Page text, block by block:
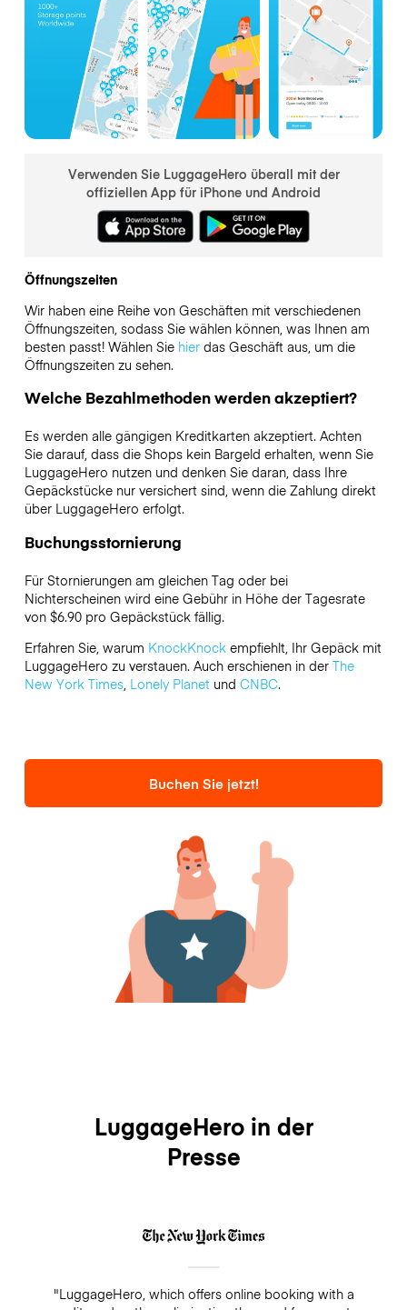
Verwenden Sie LuggageHero überall mit der
offiziellen App für iPhone und Android
Öffnungszeiten
Wir haben eine Reihe von Geschäften mit verschiedenen
Öffnungszeiten, sodass Sie wählen können, was Ihnen am
besten passt! Wählen Sie hierdas Geschäft aus, um die
Öffnungszeiten zu sehen.
Welche Bezahlmethoden werden akzeptiert?
Es werden alle gängigen Kreditkarten akzeptiert. Achten
Sie darauf, dass die Shops kein Bargeld erhalten, wenn Sie
LuggageHero nutzen und denken Sie daran, dass Ihre
Gepäckstücke nur versichert sind, wenn die Zahlung direkt
über LuggageHero erfolgt.
Buchungsstornierung
Für Stornierungen am gleichen Tag oder bei
Nichterscheinen wird eine Gebühr in Höhe der Tagesrate
von $6.90 pro Gepäckstück fällig.
Erfahren Sie, warum KnockKnockempfiehlt, Ihr Gepäck mit
LuggageHero zu verstauen. Auch erschienen in der The
New York Times, Lonely Planetund CNBC.
Buchen Sie jetzt!
LuggageHero in der
Presse
"LuggageHero, which offers online booking with a